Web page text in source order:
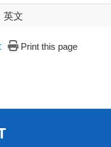
英文
Print this page